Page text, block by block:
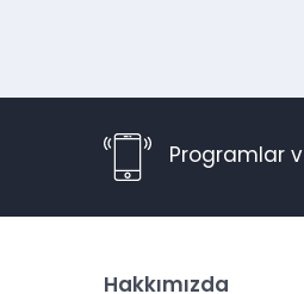
Programlar
Hakkımızda